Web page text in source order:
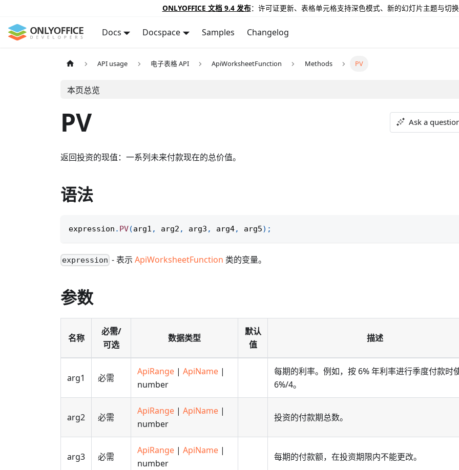
ONLYOFFICE 文档 9.4 发布：许可证更新、表格单元格支持深色模式、新的幻灯片主题与切
Docs Docspace Samples Changelog
API usage 电子表格 API ApiWorksheetFunction Methods PV
本页总览
PV Ask a
返回投资的现值：一系列未来付款现在的总价值。
语法
expression . PV(arg1 , arg2 , arg3 , arg4, arg5) ;
expression - 表示ApiWorksheetFunction 类的变量。
参数
名称
必需/
可选
数据类型
默认
值
描述
arg1 必需
ApiRange | ApiName |
number
每期的利率。例如，按 6% 年利率进行季度付款时
6%/4。
arg2 必需
ApiRange | ApiName |
number
投资的付款期总数。
arg3 必需
ApiRange | ApiName |
number
每期的付款额，在投资期限内不能更改。